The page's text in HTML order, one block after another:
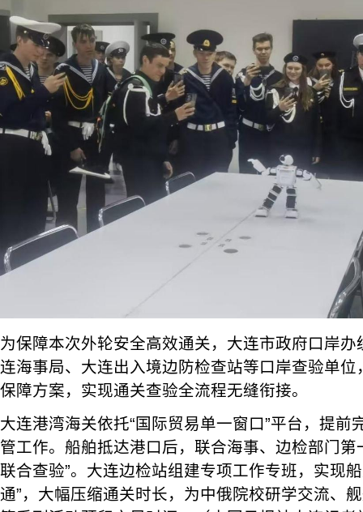
为保障本次外轮安全高效通关，大连市政府口岸
连海事局、大连出入境边防检查站等口岸查验单位
保障方案，实现通关查验全流程无缝衔接。
大连港湾海关依托“国际贸易单一窗口”平台，提前
管工作。船舶抵达港口后，联合海事、边检部门第
联合查验”。大连边检站组建专项工作专班，实现
通”，大幅压缩通关时长，为中俄院校研学交流、